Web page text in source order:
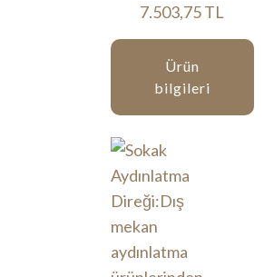
7.503,75 TL
Ürün
bilgileri